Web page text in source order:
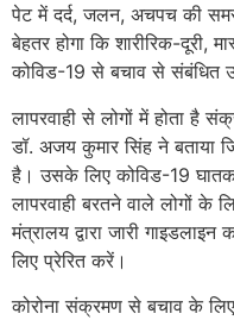
पेट में दर्द, जलन, अचपच की
बेहतर होगा कि शारीरिक-
कोविड-19 से बचाव से संबंधित
लापरवाही से लोगों में होता है
डॉ. अजय कुमार सिंह ने बताया
है। उसके लिए कोविड-19
लापरवाही बरतने वाले लोगों के
मंत्रालय द्वारा जारी
लिए प्रेरित करें।
कोरोना संक्रमण से बचाव के